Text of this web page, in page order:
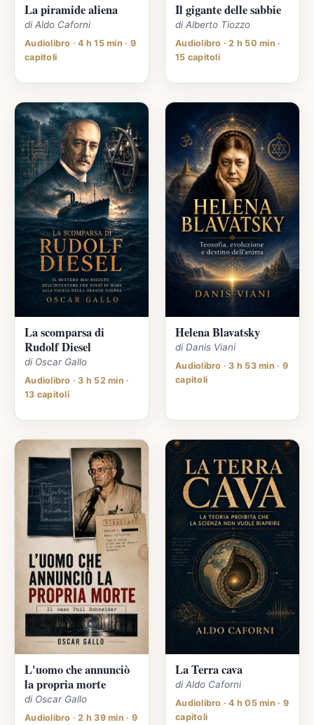
La piramide aliena
di Aldo Caforni
Audiolibro · 4 h 15 min · 9
capitoli
Il gigante delle sabbie
di Alberto Tiozzo
Audiolibro · 2 h 50 min ·
15 capitoli
La scomparsa di
Rudolf Diesel
di Oscar Gallo
Audiolibro · 3 h 52 min ·
13 capitoli
Helena Blavatsky
di Danis Viani
Audiolibro · 3 h 53 min · 9
capitoli
L'uomo che annunciò
la propria morte
di Oscar Gallo
Audiolibro · 2 h 39 min · 9
La Terra cava
di Aldo Caforni
Audiolibro · 4 h 05 min · 9
capitoli